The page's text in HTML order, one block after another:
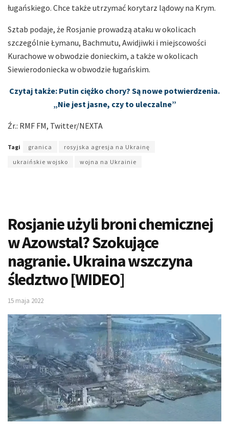
ługańskiego. Chce także utrzymać korytarz lądowy na Krym.
Sztab podaje, że Rosjanie prowadzą ataku w okolicach
szczególnie Łymanu, Bachmutu, Awidjiwki i miejscowości
Kurachowe w obwodzie donieckim, a także w okolicach
Siewierodoniecka w obwodzie ługańskim.
Czytaj także: Putin ciężko chory? Są nowe potwierdzenia.
„Nie jest jasne, czy to uleczalne”
Źr.: RMF FM, Twitter/NEXTA
Tagi granica
rosyjska agresja na Ukrainę
ukraińskie wojsko
wojna na Ukrainie
Rosjanie użyli broni chemicznej
w Azowstal? Szokujące
nagranie. Ukraina wszczyna
śledztwo [WIDEO]
15 maja 2022